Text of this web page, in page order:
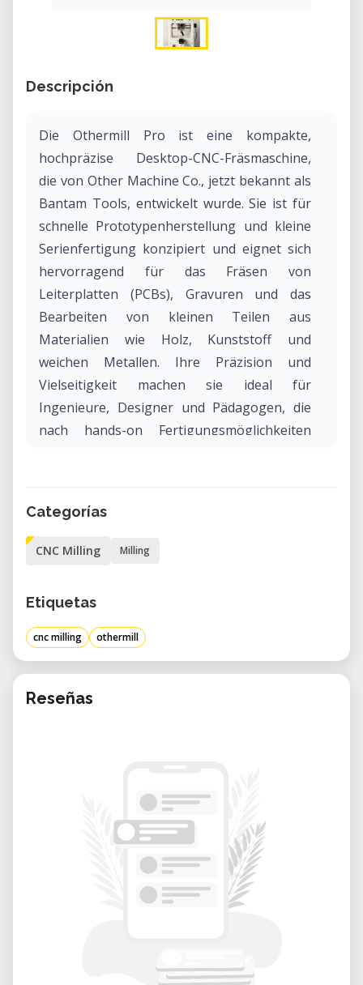
Descripción
Die Othermill Pro ist eine kompakte,
hochpräzise Desktop-CNC-Fräsmaschine,
die von Other Machine Co., jetzt bekannt als
Bantam Tools, entwickelt wurde. Sie ist für
schnelle Prototypenherstellung und kleine
Serienfertigung konzipiert und eignet sich
hervorragend für das Fräsen von
Leiterplatten (PCBs), Gravuren und das
Bearbeiten von kleinen Teilen aus
Materialien wie Holz, Kunststoff und
weichen Metallen. Ihre Präzision und
Vielseitigkeit machen sie ideal für
Ingenieure, Designer und Pädagogen, die
nach hands-on Fertigungsmöglichkeiten
mieten?
Labor bietet Zugang zu professionellen
Investitionen. Sie ist perfekt für diejenigen,
die Designs prototypisch umsetzen,
benutzerdefinierte PCBs erstellen oder CNC-
Fräsen in einer kollaborativen Umgebung
erkunden möchten.
dem Betrieb und der Fehlersuche, um
erfolgreiche Fräseprojekte zu
gewährleisten.
• Flexibler Zugang: Buchen Sie die Maschine
entsprechend Ihrem Projektzeitplan, sei es
Categorías
CNC Milling Milling
Etiquetas
cnc milling othermill
Reseñas